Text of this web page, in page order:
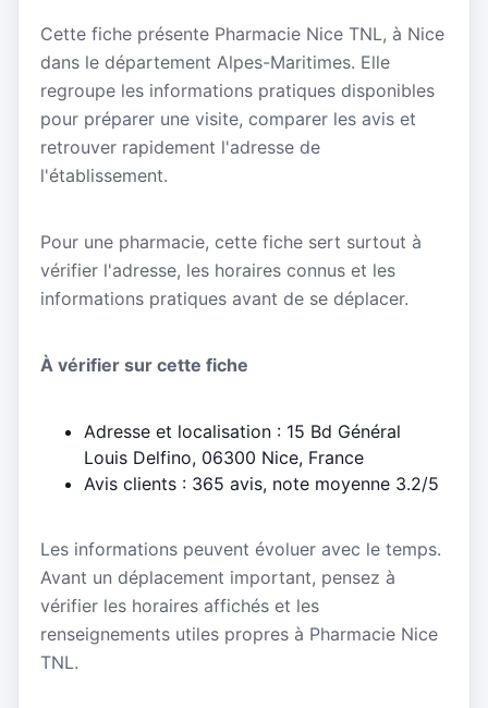
Cette fiche présente Pharmacie Nice TNL, à Nice
dans le département Alpes-Maritimes. Elle
regroupe les informations pratiques disponibles
pour préparer une visite, comparer les avis et
retrouver rapidement l'adresse de
l'établissement.
Pour une pharmacie, cette fiche sert surtout à
vérifier l'adresse, les horaires connus et les
informations pratiques avant de se déplacer.
À vérifier sur cette fiche
Adresse et localisation : 15 Bd Général
Louis Delfino, 06300 Nice, France
Avis clients : 365 avis, note moyenne 3.2/5
Les informations peuvent évoluer avec le temps.
Avant un déplacement important, pensez à
vérifier les horaires affichés et les
renseignements utiles propres à Pharmacie Nice
TNL.